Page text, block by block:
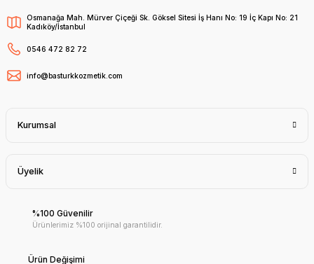
Osmanağa Mah. Mürver Çiçeği Sk. Göksel Sitesi İş Hanı No: 19 İç Kapı No: 21
Kadıköy/İstanbul
0546 472 82 72
info@basturkkozmetik.com
Kurumsal
Üyelik
%100 Güvenilir
Ürünlerimiz %100 orijinal garantilidir.
Ürün Değişimi